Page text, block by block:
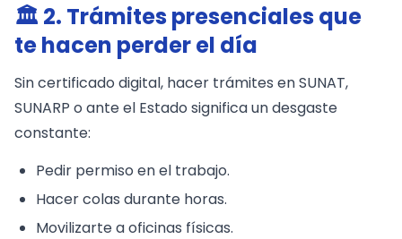
🏛️ 2. Trámites presenciales que
te hacen perder el día
Sin certificado digital, hacer trámites en SUNAT,
SUNARP o ante el Estado significa un desgaste
constante:
Pedir permiso en el trabajo.
Hacer colas durante horas.
Movilizarte a oficinas físicas.